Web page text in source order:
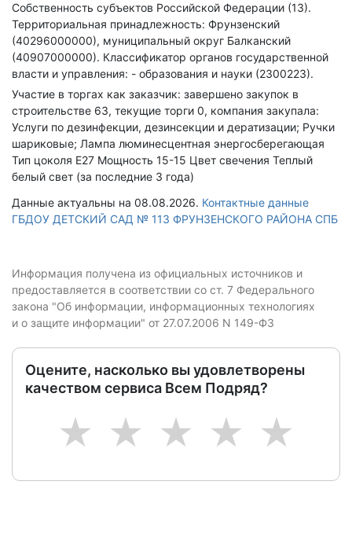
Собственность субъектов Российской Федерации (13).
Территориальная принадлежность: Фрунзенский
(40296000000), муниципальный округ Балканский
(40907000000). Классификатор органов государственной
власти и управления: - образования и науки (2300223).
Участие в торгах как заказчик: завершено закупок в
строительстве 63, текущие торги 0, компания закупала:
Услуги по дезинфекции, дезинсекции и дератизации; Ручки
шариковые; Лампа люминесцентная энергосберегающая
Тип цоколя Е27 Мощность 15-15 Цвет свечения Теплый
белый свет (за последние 3 года)
Данные актуальны на 08.08.2026. Контактные данные
ГБДОУ ДЕТСКИЙ САД № 113 ФРУНЗЕНСКОГО РАЙОНА СПБ
Информация получена из официальных источников и
предоставляется в соответствии со ст. 7 Федерального
закона "Об информации, информационных технологиях
и о защите информации" от 27.07.2006 N 149-ФЗ
Оцените, насколько вы удовлетворены
качеством сервиса Всем Подряд?
5
4
3
2
1